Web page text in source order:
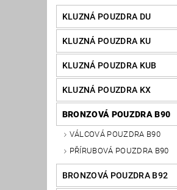
KLUZNÁ POUZDRA DU
KLUZNÁ POUZDRA KU
KLUZNÁ POUZDRA KUB
KLUZNÁ POUZDRA KX
BRONZOVÁ POUZDRA B90
VÁLCOVÁ POUZDRA B90
PŘÍRUBOVÁ POUZDRA B90
BRONZOVÁ POUZDRA B92